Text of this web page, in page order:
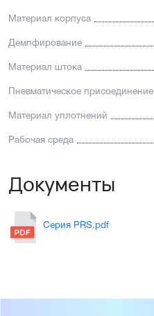
Материал корпуса
Демпфирование
Материал штока
Пневматическое присоединение
Материал уплотнений
Рабочая среда
Документы
Серия PRS.pdf